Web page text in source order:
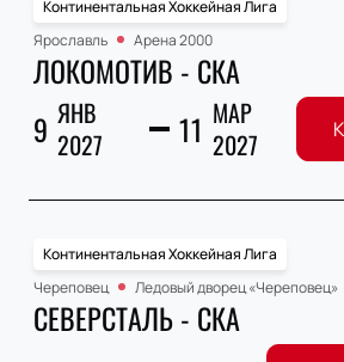
Континентальная Хоккейная Лига
Ярославль
Арена 2000
ЛОКОМОТИВ - СКА
9 ЯНВ
2027
11 МАР
2027
Континентальная Хоккейная Лига
Череповец
Ледовый дворец «Череповец»
СЕВЕРСТАЛЬ - СКА